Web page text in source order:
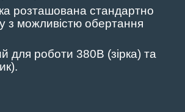
розташована стандартно
з можливістю обертання
для роботи 380В (зірка) та